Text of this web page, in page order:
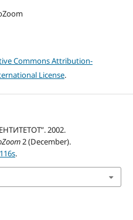
Commons Attribution-
License.
2002.
2 (December).
.